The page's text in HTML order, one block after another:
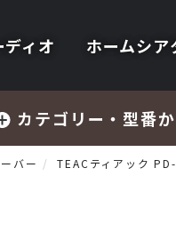
ディオ ホームシア
カテゴリー・型番
バー TEACティアック